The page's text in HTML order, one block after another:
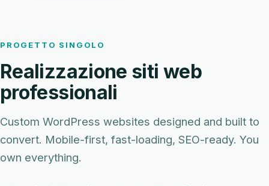
PROGETTO SINGOLO
Realizzazione siti web
professionali
Custom WordPress websites designed and built to
convert. Mobile-first, fast-loading, SEO-ready. You
own everything.